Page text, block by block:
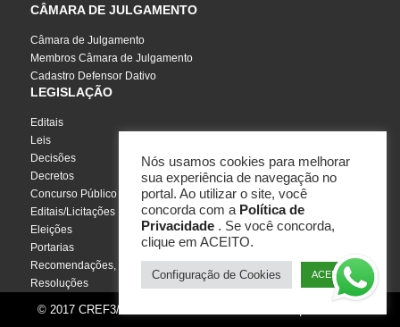
CÂMARA DE JULGAMENTO
Câmara de Julgamento
Membros Câmara de Julgamento
Cadastro Defensor Dativo
LEGISLAÇÃO
Editais
Leis
Decisões
Decretos
Concurso Público
Editais/Licitações
Eleições
Portarias
Recomendações, Pareceres e Notas
Resoluções
© 2017 CREF3/SC - Todos os direitos reservados | Por
Nós usamos cookies para melhorar
sua experiência de navegação no
portal. Ao utilizar o site, você
concorda com a Política de
Privacidade . Se você concorda,
clique em ACEITO.
Configuração de Cookies ACEITO